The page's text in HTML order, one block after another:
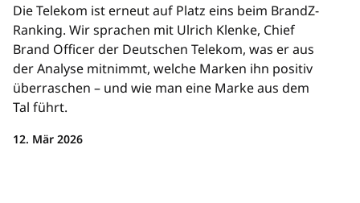
Die Telekom ist erneut auf Platz eins beim BrandZ-
Ranking. Wir sprachen mit Ulrich Klenke, Chief
Brand Officer der Deutschen Telekom, was er aus
der Analyse mitnimmt, welche Marken ihn positiv
überraschen – und wie man eine Marke aus dem
Tal führt.
12. Mär 2026